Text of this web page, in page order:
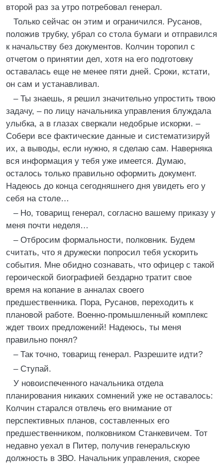
второй раз за утро потребовал генерал.
Только сейчас он этим и ограничился. Русанов,
положив трубку, убрал со стола бумаги и отправился
к начальству без документов. Колчин торопил с
отчетом о принятии дел, хотя на его подготовку
оставалась еще не менее пяти дней. Сроки, кстати,
он сам и устанавливал.
– Ты знаешь, я решил значительно упростить твою
задачу, – по лицу начальника управления блуждала
улыбка, а в глазах сверкали недобрые искорки. –
Собери все фактические данные и систематизируй
их, а выводы, если нужно, я сделаю сам. Наверняка
вся информация у тебя уже имеется. Думаю,
осталось только правильно оформить документ.
Надеюсь до конца сегодняшнего дня увидеть его у
себя на столе…
– Но, товарищ генерал, согласно вашему приказу у
меня почти неделя…
– Отбросим формальности, полковник. Будем
считать, что я дружески попросил тебя ускорить
события. Мне обидно сознавать, что офицер с такой
героической биографией бездарно тратит свое
время на копание в анналах своего
предшественника. Пора, Русанов, переходить к
плановой работе. Военно-промышленный комплекс
ждет твоих предложений! Надеюсь, ты меня
правильно понял?
– Так точно, товарищ генерал. Разрешите идти?
– Ступай.
У новоиспеченного начальника отдела
планирования никаких сомнений уже не оставалось:
Колчин старался отвлечь его внимание от
перспективных планов, составленных его
предшественником, полковником Станкевичем. Тот
недавно уехал в Питер, получив генеральскую
должность в ЗВО. Начальник управления, скорее